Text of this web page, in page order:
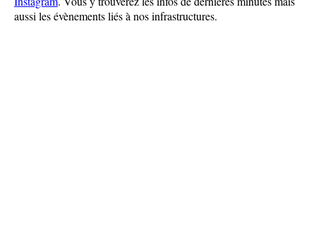
aussi les évènements liés à nos infrastructures.